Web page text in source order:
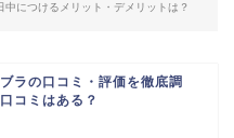
につけるメリット・デメリットは？
ラの口コミ・評価を徹底調
コミはある？